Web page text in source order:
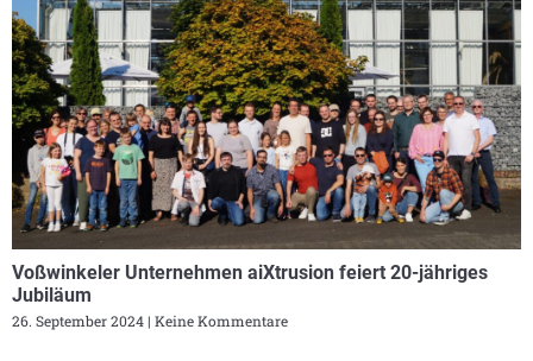
Voßwinkeler Unternehmen aiXtrusion feiert 20-jähriges
Jubiläum
26. September 2024 Keine Kommentare